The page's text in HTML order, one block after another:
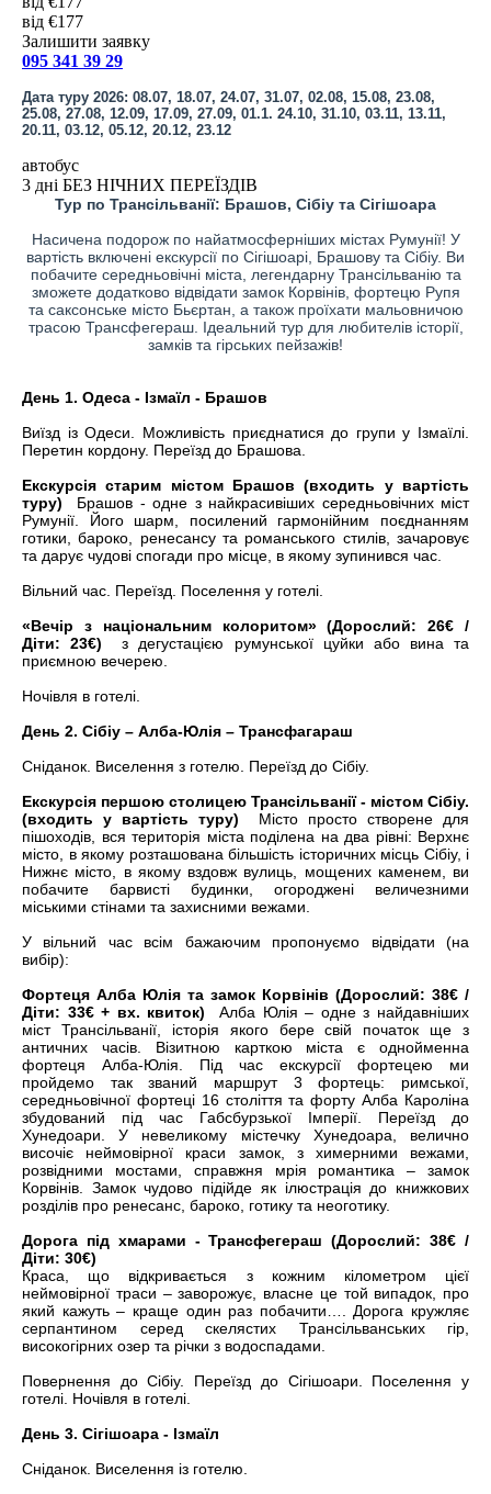
від €177
Залишити заявку
095 341 39 29
Дата туру 2026: 08.07, 18.07, 24.07, 31.07, 02.08, 15.08, 23.08,
25.08, 27.08, 12.09, 17.09, 27.09, 01.1. 24.10, 31.10, 03.11, 13.11,
20.11, 03.12, 05.12, 20.12, 23.12
автобус
3 дні БЕЗ НІЧНИХ ПЕРЕЇЗДІВ
Тур по Трансільванії: Брашов, Сібіу та Сігішоара
Насичена подорож по найатмосферніших містах Румунії! У
вартість включені екскурсії по Сігішоарі, Брашову та Сібіу. Ви
побачите середньовічні міста, легендарну Трансільванію та
зможете додатково відвідати замок Корвінів, фортецю Рупя
та саксонське місто Бьєртан, а також проїхати мальовничою
трасою Трансфегераш. Ідеальний тур для любителів історії,
замків та гірських пейзажів!
День 1. Одеса - Ізмаїл - Брашов
Виїзд із Одеси. Можливість приєднатися до групи у Ізмаїлі.
Перетин кордону. Переїзд до Брашова.
Екскурсія старим містом Брашов (входить у вартість
туру)
Брашов - одне з найкрасивіших середньовічних міст
Румунії. Його шарм, посилений гармонійним поєднанням
готики, бароко, ренесансу та романського стилів, зачаровує
та дарує чудові спогади про місце, в якому зупинився час.
Вільний час. Переїзд. Поселення у готелі.
«Вечір з національним колоритом» (Дорослий: 26€ /
Діти: 23€)
з дегустацією румунської цуйки або вина та
приємною вечерею.
Ночівля в готелі.
День 2. Сібіу – Алба-Юлія – Трансфагараш
Сніданок. Виселення з готелю. Переїзд до Сібіу.
Екскурсія першою столицею Трансільванії - містом Сібіу.
(входить у вартість туру)
Місто просто створене для
пішоходів, вся територія міста поділена на два рівні: Верхнє
місто, в якому розташована більшість історичних місць Сібіу, і
Нижнє місто, в якому вздовж вулиць, мощених каменем, ви
побачите барвисті будинки, огороджені величезними
міськими стінами та захисними вежами.
У вільний час всім бажаючим пропонуємо відвідати (на
вибір):
Фортеця Алба Юлія та замок Корвінів (Дорослий: 38€ /
Діти: 33€ + вх. квиток)
Алба Юлія – одне з найдавніших
міст Трансільванії, історія якого бере свій початок ще з
античних часів. Візитною карткою міста є однойменна
фортеця Алба-Юлія. Під час екскурсії фортецею ми
пройдемо так званий маршрут 3 фортець: римської,
середньовічної фортеці 16 століття та форту Алба Кароліна
збудований під час Габсбурзької Імперії. Переїзд до
Хунедоари. У невеликому містечку Хунедоара, велично
височіє неймовірної краси замок, з химерними вежами,
розвідними мостами, справжня мрія романтика – замок
Корвінів. Замок чудово підійде як ілюстрація до книжкових
розділів про ренесанс, бароко, готику та неоготику.
Дорога під хмарами - Трансфегераш (Дорослий: 38€ /
Діти: 30€)
Краса, що відкривається з кожним кілометром цієї
неймовірної траси – заворожує, власне це той випадок, про
який кажуть – краще один раз побачити…. Дорога кружляє
серпантином серед скелястих Трансільванських гір,
високогірних озер та річки з водоспадами.
Повернення до Сібіу. Переїзд до Сігішоари. Поселення у
готелі. Ночівля в готелі.
День 3. Сігішоара - Ізмаїл
Сніданок. Виселення із готелю.